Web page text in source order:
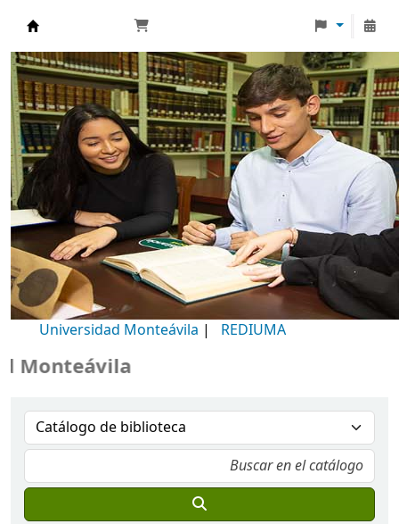
Biblioteca Universidad Monteávila
Universidad Monteávila | REDIUMA